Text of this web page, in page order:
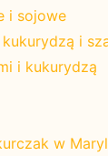
i sojowe
i
i kukurydzą
w